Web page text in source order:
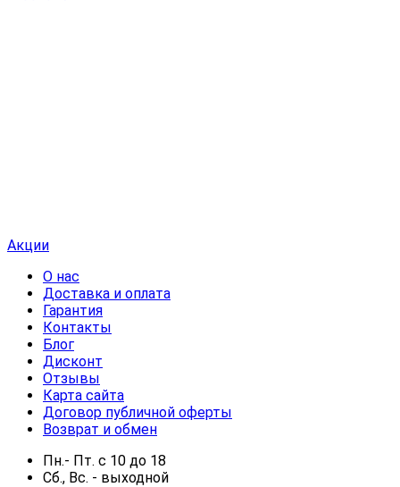
Акции
О нас
Доставка и оплата
Гарантия
Контакты
Блог
Дисконт
Отзывы
Карта сайта
Договор публичной оферты
Возврат и обмен
Пн.- Пт. с 10 до 18
Сб., Вс. - выходной